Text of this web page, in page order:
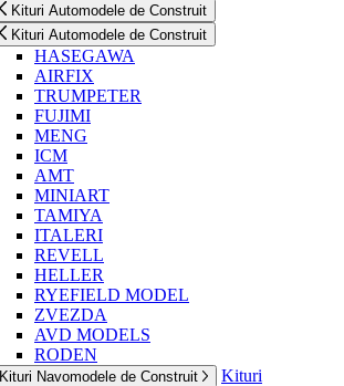
Kituri Automodele de Construit
Kituri Automodele de Construit
HASEGAWA
AIRFIX
TRUMPETER
FUJIMI
MENG
ICM
AMT
MINIART
TAMIYA
ITALERI
REVELL
HELLER
RYEFIELD MODEL
ZVEZDA
AVD MODELS
RODEN
Kituri Navomodele de Construit
Kituri